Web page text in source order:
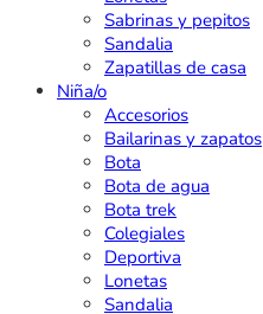
Sabrinas y pepitos
Sandalia
Zapatillas de casa
Niña/o
Accesorios
Bailarinas y zapatos
Bota
Bota de agua
Bota trek
Colegiales
Deportiva
Lonetas
Sandalia